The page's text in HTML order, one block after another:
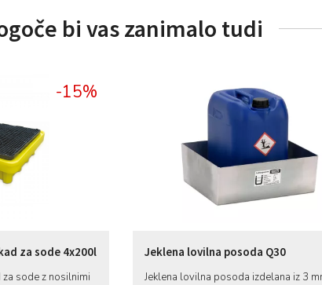
bi vas zanimalo tudi
-15%
za sode 4x200l
sode z nosilnimi
Jeklena lovilna posoda Q30
Jeklena lovilna posoda izdelana iz 3